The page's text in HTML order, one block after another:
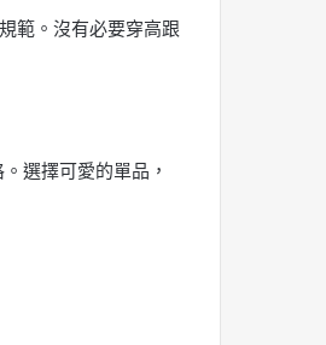
範。沒有必要穿高跟
選擇可愛的單品，